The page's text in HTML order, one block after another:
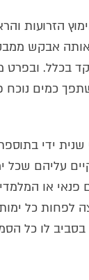
אבקש
ובפרט
כמים נוכח
שנית ידי
עליהם שכל
או
כל ימות
בסביב לו כל